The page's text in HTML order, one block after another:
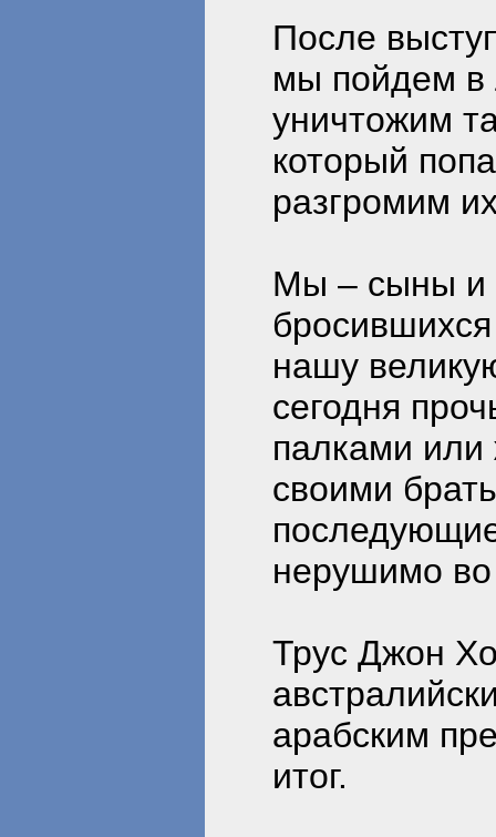
После
мы пойдем в
уничтожим
который
разгромим
Мы – сыны и
нашу
сегодня
палками или
своими
нерушимо
Трус Джон
арабским
итог.